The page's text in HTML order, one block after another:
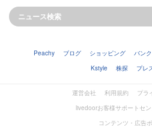
Peachy ブログ ショッピング バンク
Kstyle
株探 プレ
運営会社 利用規約
プラ
livedoorお客様サポートセ
コンテンツ・広告